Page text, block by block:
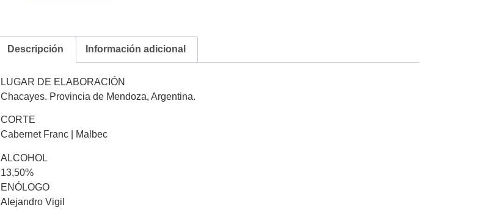
Descripción Información adicional
LUGAR DE ELABORACIÓN
Chacayes. Provincia de Mendoza, Argentina.
CORTE
Cabernet Franc | Malbec
ALCOHOL
13,50%
ENÓLOGO
Alejandro Vigil